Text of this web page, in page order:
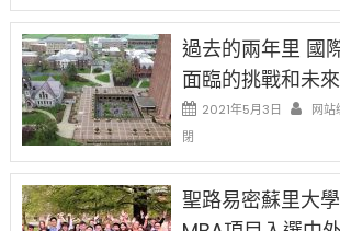
過去的兩年里 國
面臨的挑戰和未來
2021年5月3日 网站
閉
聖路易密蘇里大